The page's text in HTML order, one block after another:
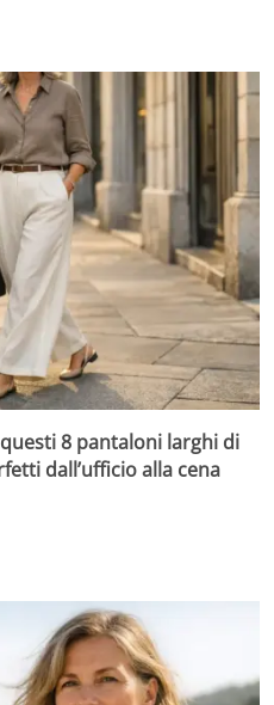
8 pantaloni larghi di
dall’ufficio alla cena